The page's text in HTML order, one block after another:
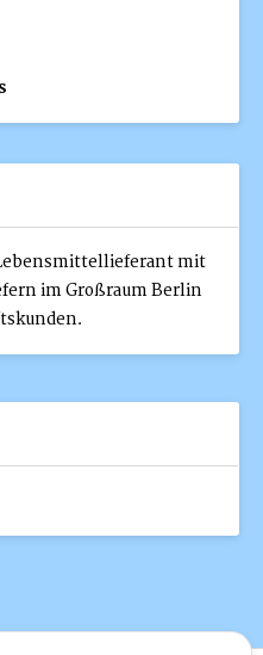
mit
im Großraum Berlin